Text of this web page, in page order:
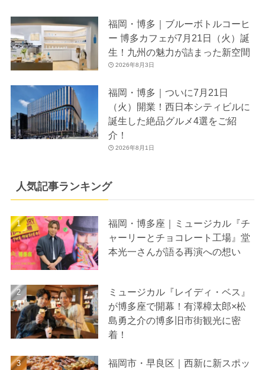
福岡・博多｜ブルーボトルコーヒ
ー 博多カフェが7月21日（火）誕
生！九州の魅力が詰まった新空間
2026年8月3日
福岡・博多｜ついに7月21日
（火）開業！西日本シティビルに
誕生した絶品グルメ4選をご紹
介！
2026年8月1日
人気記事ランキング
福岡・博多座｜ミュージカル『チ
ャーリーとチョコレート工場』堂
本光一さんが語る再演への想い
ミュージカル『レイディ・ベス』
が博多座で開幕！有澤樟太郎×松
島勇之介の博多旧市街観光に密
着！
福岡市・早良区｜西新に新スポッ